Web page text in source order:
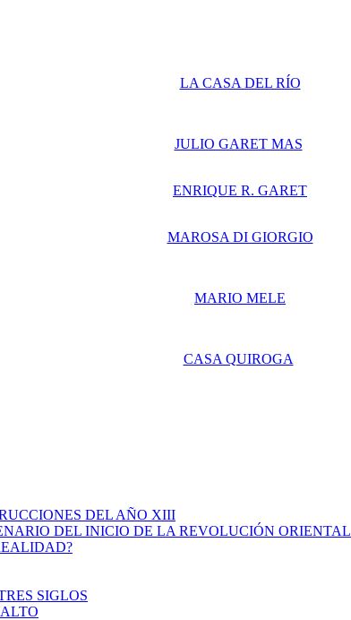
LA CASA DEL RÍO
JULIO GARET MAS
ENRIQUE R. GARET
MAROSA DI GIORGIO
MARIO MELE
CASA QUIROGA
DEL AÑO XIII
DEL INICIO DE LA REVOLUCIÓN ORIENTAL
SIGLOS